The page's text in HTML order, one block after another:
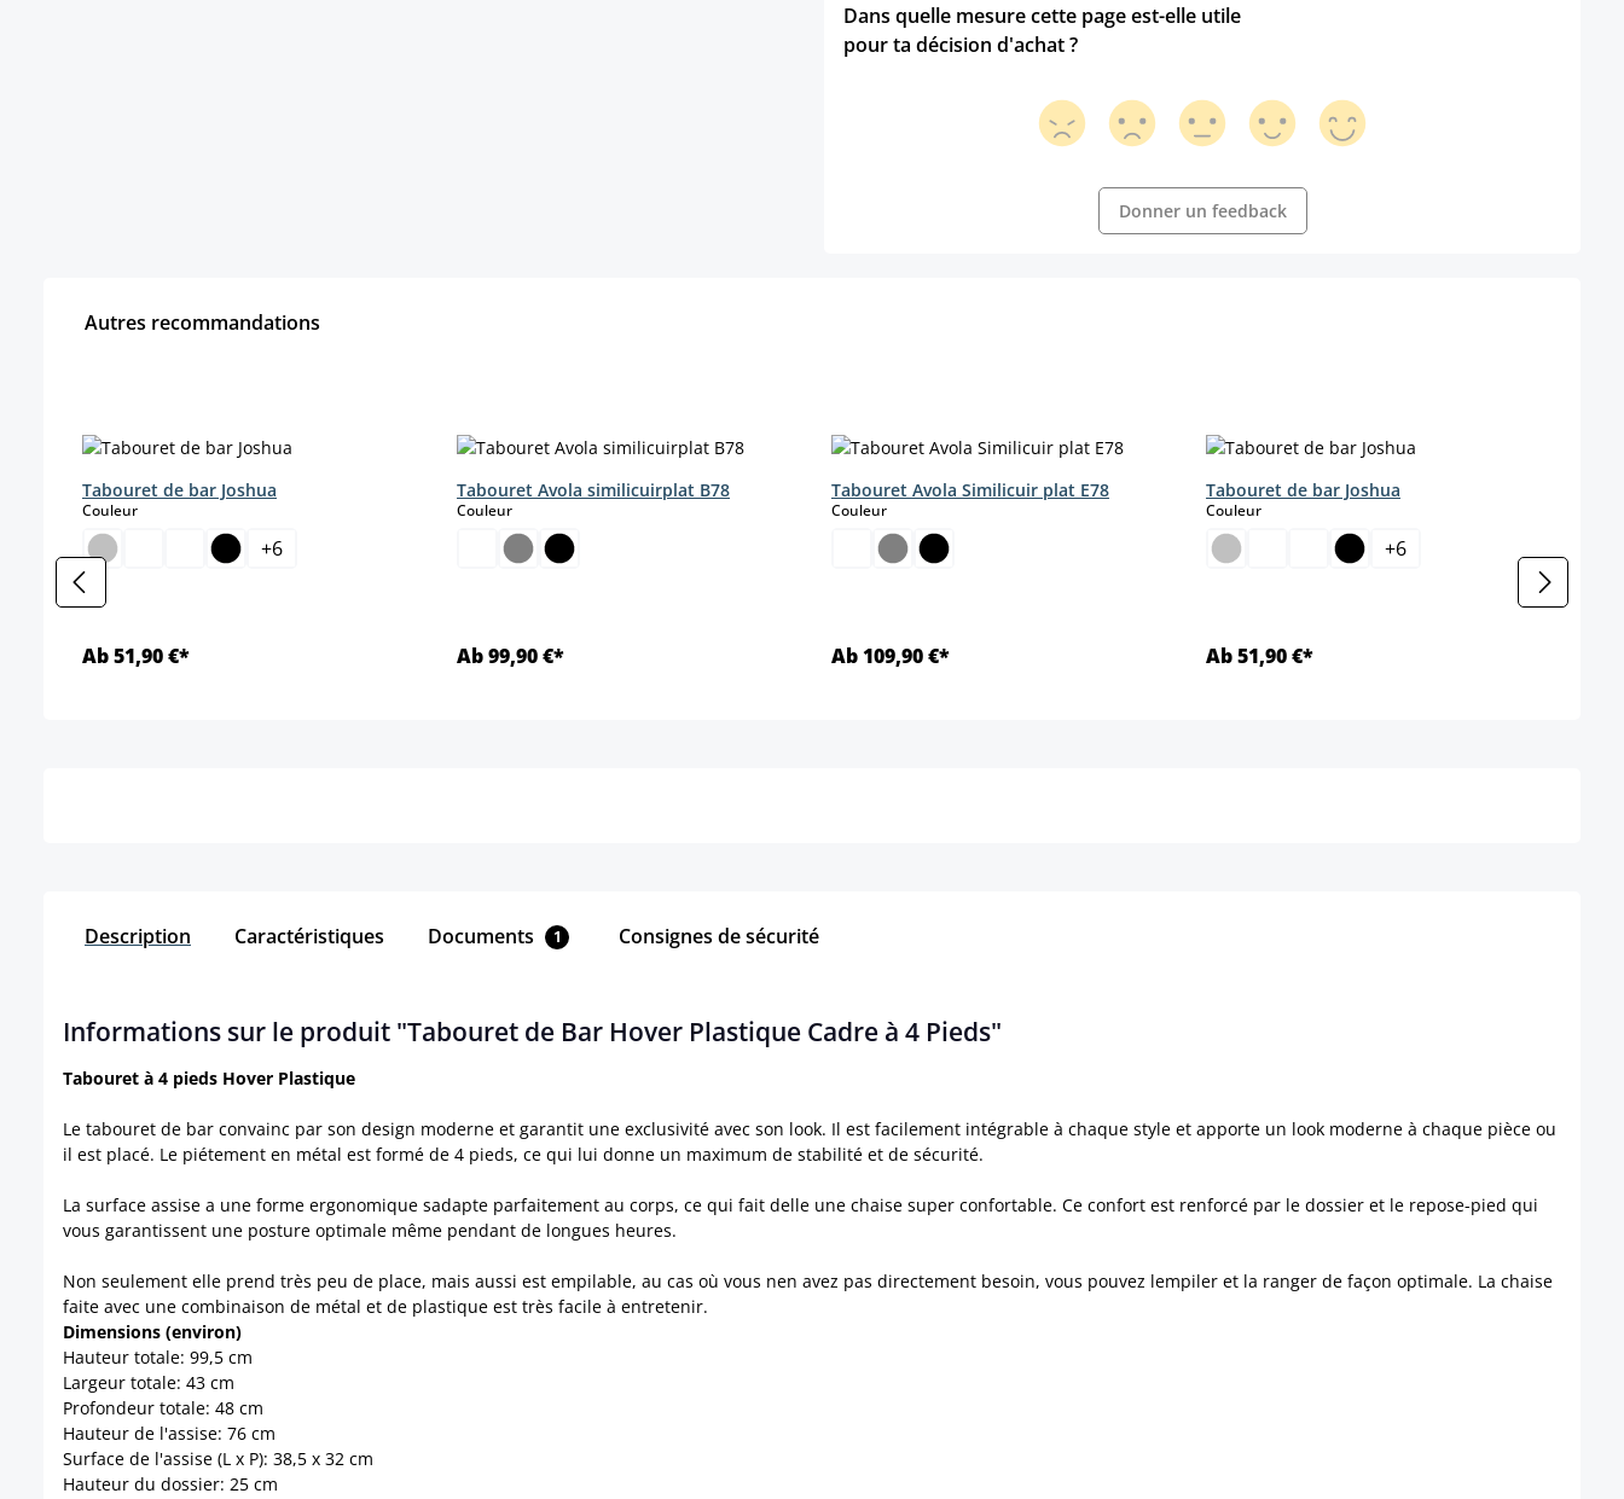
Dans quelle mesure cette page est-elle utile
pour ta décision d'achat ?
Donner un feedback
Autres recommandations
Tabouret de bar Joshua
Couleurselect
+6
Ab 51,90 €*
Tabouret Avola similicuirplat B78
Couleurselect
Ab 99,90 €*
Tabouret Avola Similicuir plat E78
Couleurselect
Ab 109,90 €*
Tabouret de bar Joshua
Couleurselect
+6
Ab 51,90 €*
Description Caractéristiques Documents 1 Consignes de sécurité
Informations sur le produit "Tabouret de Bar Hover Plastique Cadre à 4 Pieds"
Tabouret à 4 pieds Hover Plastique
Le tabouret de bar convainc par son design moderne et garantit une exclusivité avec son look. Il est facilement intégrable à chaque style et apporte un look moderne à chaque pièce ou
il est placé. Le piétement en métal est formé de 4 pieds, ce qui lui donne un maximum de stabilité et de sécurité.
La surface assise a une forme ergonomique sadapte parfaitement au corps, ce qui fait delle une chaise super confortable. Ce confort est renforcé par le dossier et le repose-pied qui
vous garantissent une posture optimale même pendant de longues heures.
Non seulement elle prend très peu de place, mais aussi est empilable, au cas où vous nen avez pas directement besoin, vous pouvez lempiler et la ranger de façon optimale. La chaise
faite avec une combinaison de métal et de plastique est très facile à entretenir.
Dimensions (environ)
Hauteur totale: 99,5 cm
Largeur totale: 43 cm
Profondeur totale: 48 cm
Hauteur de l'assise: 76 cm
Surface de l'assise (L x P): 38,5 x 32 cm
Hauteur du dossier: 25 cm